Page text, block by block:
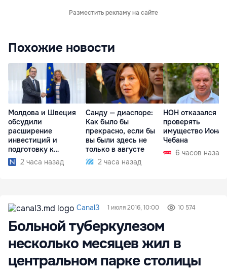
Разместить рекламу на сайте
Похожие новости
Молдова и Швеция
обсудили
расширение
инвестиций и
подготовку к
отопительному
сезону
2 часа назад
Санду — диаспоре:
Как было бы
прекрасно, если бы
вы были здесь не
только в августе
2 часа назад
НОН отказался
проверять
имущество Иона
Чебана
6 часов назад
Canal3 1 июля 2016, 10:00 10 574
Больной туберкулезом
несколько месяцев жил в
центральном парке столицы